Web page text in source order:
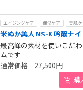
エイジングケア 保湿ケア 美肌ケ
米ぬか美人 NS-K 吟醸ナ
最高峰の素材を使いこだ
ムです
27,500円
購